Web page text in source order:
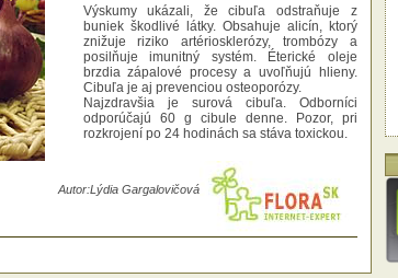
Výskumy ukázali, že cibuľa odstraňuje z
buniek škodlivé látky. Obsahuje alicín, ktorý
znižuje riziko artériosklerózy, trombózy a
posilňuje imunitný systém. Éterické oleje
brzdia zápalové procesy a uvoľňujú hlieny.
Cibuľa je aj prevenciou osteoporózy.
Najzdravšia je surová cibuľa. Odborníci
odporúčajú 60 g cibule denne. Pozor, pri
rozkrojení po 24 hodinách sa stáva toxickou.
Autor:Lýdia Gargalovičová